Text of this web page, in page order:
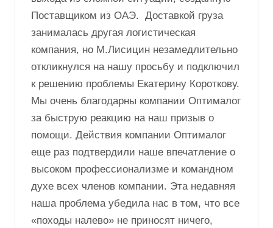
Поставщиком из ОАЭ. Доставкой груза
занималась другая логистическая
компания, но М.Лисицин незамедлительно
откликнулся на нашу просьбу и подключил
к решению проблемы Екатерину Короткову.
Мы очень благодарны компании Оптималог
за быструю реакцию на наш призыв о
помощи. Действия компании Оптималог
еще раз подтвердили наше впечатление о
высоком профессионализме и командном
духе всех членов компании. Эта недавняя
наша проблема убедила нас в том, что все
«походы налево» не приносят ничего,